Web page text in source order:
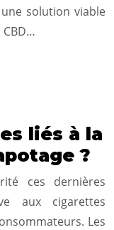
solution viable
liés à la
?
ces dernières
aux cigarettes
Les